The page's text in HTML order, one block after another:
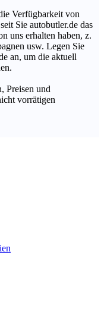
Verfügbarkeit von
Sie autobutler.de das
uns erhalten haben, z.
usw. Legen Sie
an, um die aktuell
Preisen und
vorrätigen